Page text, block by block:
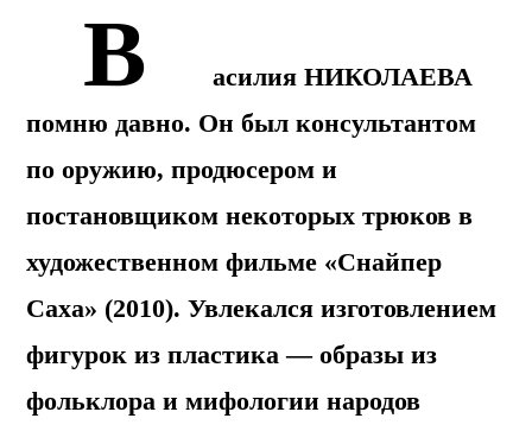
В
асилия НИКОЛАЕВА
помню давно. Он был консультантом
по оружию, продюсером и
постановщиком некоторых трюков в
художественном фильме «Снайпер
Саха» (2010). Увлекался изготовлением
фигурок из пластика — образы из
фольклора и мифологии народов